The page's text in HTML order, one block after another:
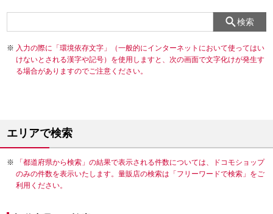
検索
入力の際に「環境依存文字」（一般的にインターネットにおいて使ってはい
けないとされる漢字や記号）を使用しますと、次の画面で文字化けが発生す
る場合がありますのでご注意ください。
エリアで検索
「都道府県から検索」の結果で表示される件数については、ドコモショップ
のみの件数を表示いたします。量販店の検索は「フリーワードで検索」をご
利用ください。